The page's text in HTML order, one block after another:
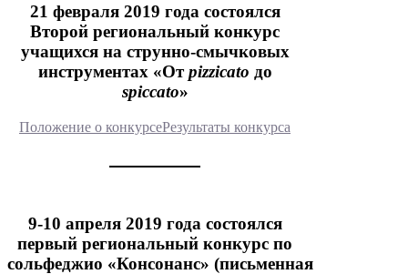
21 февраля 2019 года состоялся
Второй региональный конкурс
учащихся на струнно-смычковых
инструментах «Отpizzicato до
spiccato»
Положение о конкурсеРезультаты конкурса
9-10 апреля 2019 года состоялся
первый региональный конкурс по
сольфеджио «Консонанс» (письменная